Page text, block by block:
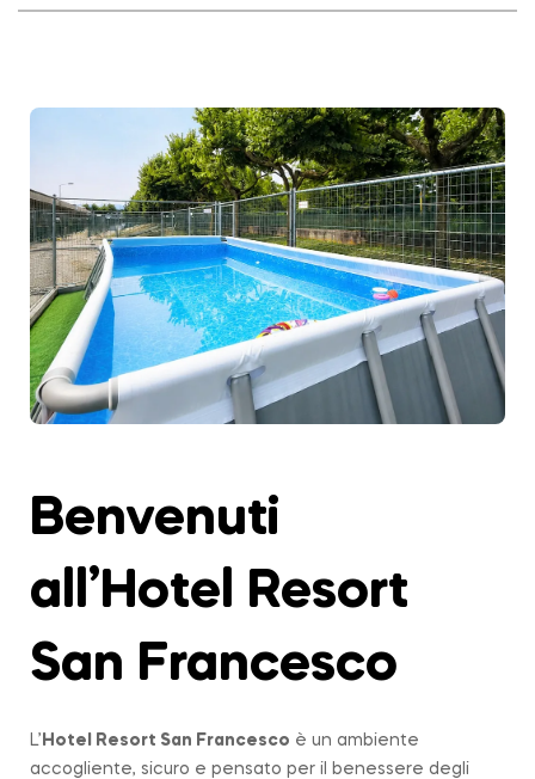
Benvenuti
all’Hotel Resort
San Francesco
L’ Hotel Resort San Francesco è un ambiente
accogliente, sicuro e pensato per il benessere degli